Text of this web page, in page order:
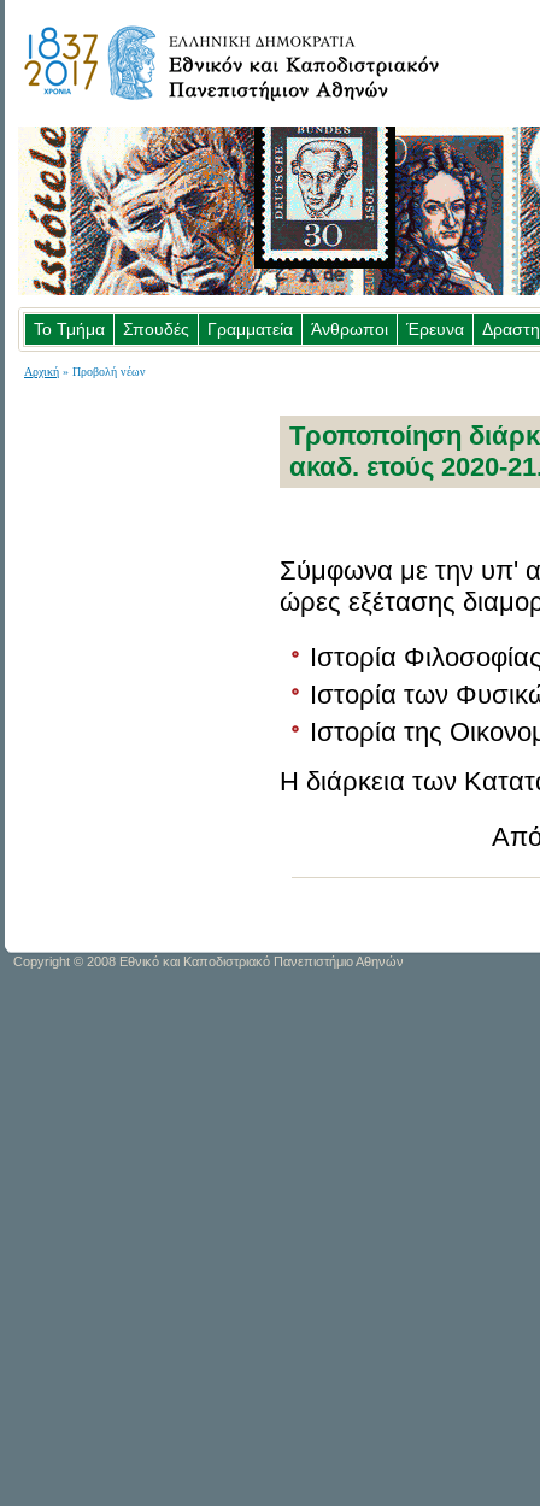
Το Τμήμα Σπουδές Γραμματεία Άνθρωποι Έρευνα
Αρχική » Προβολή νέων
Τροποποίηση
ακαδ. ετούς 2020-
Σύμφωνα με την υπ'
ώρες εξέτασης
Ιστορία
Ιστορία των
Ιστορία της
Η διάρκεια των
Copyright © 2008 Εθνικό και Καποδιστριακό Πανεπιστήμιο Αθηνών